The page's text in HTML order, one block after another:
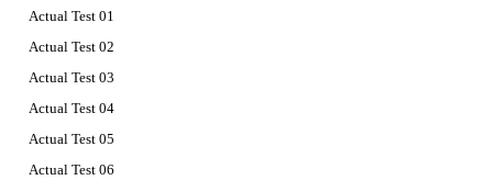
Actual Test 01
Actual Test 02
Actual Test 03
Actual Test 04
Actual Test 05
Actual Test 06